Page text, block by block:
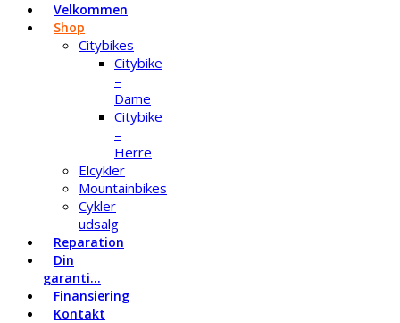
Velkommen
Shop
Citybikes
Citybike
–
Dame
Citybike
–
Herre
Elcykler
Mountainbikes
Cykler
udsalg
Reparation
Din
garanti…
Finansiering
Kontakt